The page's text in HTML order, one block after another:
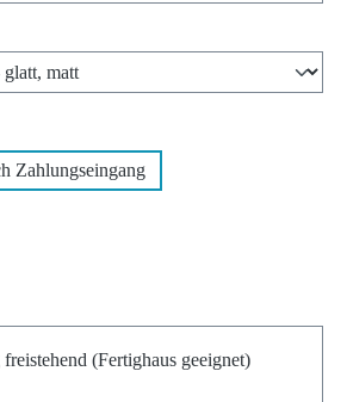
Zahlungseingang
(Fertighaus geeignet)